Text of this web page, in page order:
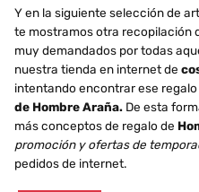
Y en la siguiente selección de
te mostramos otra recopilación
muy demandados por todas
nuestra tienda en internet de
intentando encontrar ese
de Hombre Araña. De esta
más conceptos de regalo de
promoción y ofertas de
pedidos de internet.